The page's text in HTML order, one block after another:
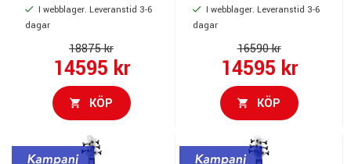
I webblager. Leveranstid 3-6
dagar
18875 kr
14595 kr
KÖP
I webblager. Leveranstid 3-6
dagar
16590 kr
14595 kr
KÖP